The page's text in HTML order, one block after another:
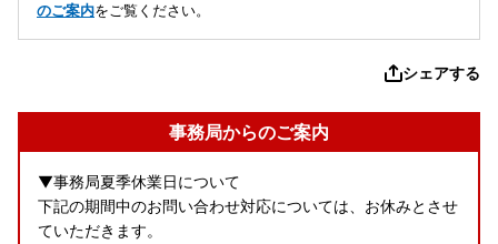
のご案内をご覧ください。
シェアする
事務局からのご案内
▼事務局夏季休業日について
下記の期間中のお問い合わせ対応については、お休みとさせ
ていただきます。